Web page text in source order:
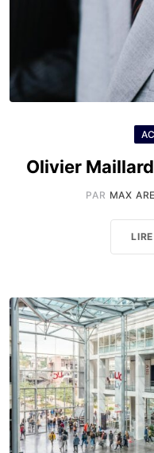
Olivier Maillard
PAR MAX